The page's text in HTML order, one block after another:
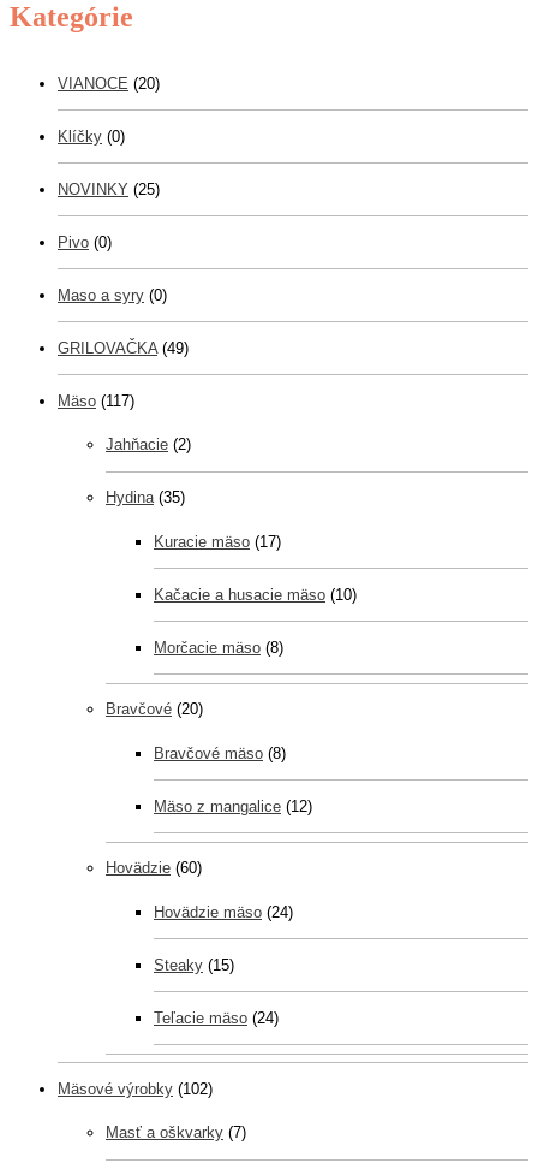
Kategórie
VIANOCE (20)
Klíčky (0)
NOVINKY (25)
Pivo (0)
Maso a syry (0)
GRILOVAČKA (49)
Mäso (117)
Jahňacie (2)
Hydina (35)
Kuracie mäso (17)
Kačacie a husacie mäso (10)
Morčacie mäso (8)
Bravčové (20)
Bravčové mäso (8)
Mäso z mangalice (12)
Hovädzie (60)
Hovädzie mäso (24)
Steaky (15)
Teľacie mäso (24)
Mäsové výrobky (102)
Masť a oškvarky (7)